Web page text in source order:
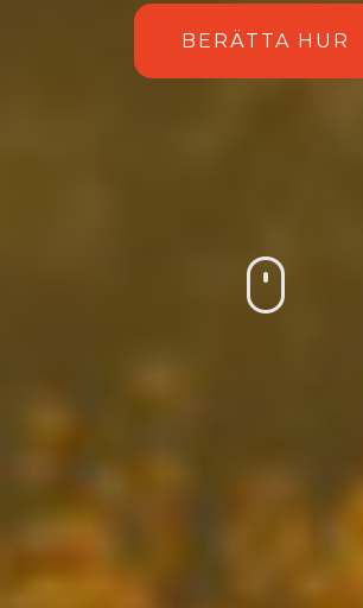
BERÄTTA HUR